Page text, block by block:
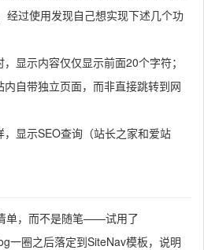
经过使用发现自己想实现下述几个功
显示内容仅仅显示前面20个字符；
自带独立页面，而非直接跳转到网
显示SEO查询（站长之家和爱站
单，而不是随笔——试用了
一圈之后落定到SiteNav模板，说明